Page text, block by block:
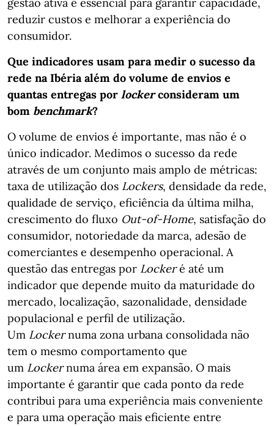
reduzir custos e melhorar a experiência do
consumidor.
Que indicadores usam para medir o sucesso da
rede na Ibéria além do volume de envios e
quantas entregas por lockerconsideram um
bom benchmark?
O volume de envios é importante, mas não é o
único indicador. Medimos o sucesso da rede
através de um conjunto mais amplo de métricas:
taxa de utilização dos Lockers, densidade da rede,
qualidade de serviço, eficiência da última milha,
crescimento do fluxo Out-of-Home, satisfação do
consumidor, notoriedade da marca, adesão de
comerciantes e desempenho operacional. A
questão das entregas por Lockeré até um
indicador que depende muito da maturidade do
mercado, localização, sazonalidade, densidade
populacional e perfil de utilização.
Um Lockernuma zona urbana consolidada não
tem o mesmo comportamento que
um Lockernuma área em expansão. O mais
importante é garantir que cada ponto da rede
contribui para uma experiência mais conveniente
e para uma operação mais eficiente entre